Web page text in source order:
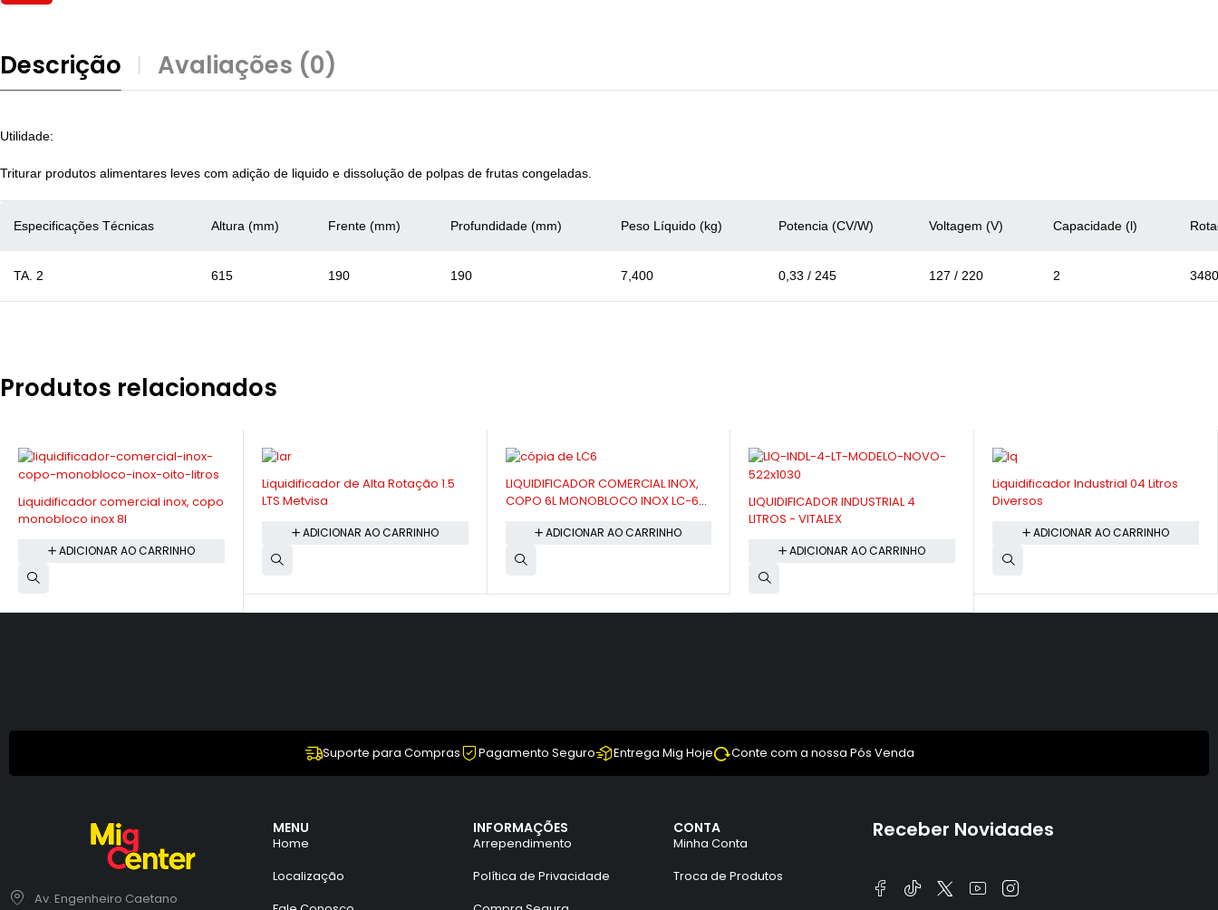
Descrição Avaliações (0)
Utilidade:
Triturar produtos alimentares leves com adição de liquido e dissolução de polpas de frutas congeladas.
Especificações Técnicas Altura (mm) Frente (mm) Profundidade (mm) Peso Líquido (kg) Potencia (CV/W) Voltagem (V) Capacidade (l)
TA. 2 615 190 190 7,400 0,33 / 245 127 / 220 2 3480
Produtos relacionados
-8%
Liquidificador de Alta Rotação 1.5
LTS Metvisa
-10%
LIQUIDIFICADOR COMERCIAL INOX,
COPO 6L MONOBLOCO INOX LC-6
ADICIONAR AO CARRINHO
-10%
LIQUIDIFICADOR INDUSTRIAL 4
-9%
Liquidificador Industrial 04 Litros
Diversos
-10%
LIQUIDIFICADOR INDUSTRIAL 2
LITROS - VITALEX
ADICIONAR AO CARRINHO
Suporte para Compras Pagamento Seguro Entrega Mig Hoje Conte com a nossa Pós Venda
Av. Engenheiro Caetano
MENU
Home
Localização
INFORMAÇÕES
Arrependimento
Política de Privacidade
CONTA
Minha Conta
Troca de Produtos
Receber Novidades